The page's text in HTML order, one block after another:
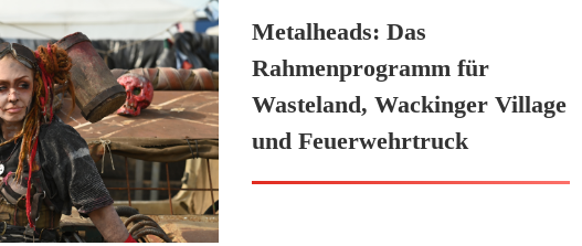
Metalheads: Das
Rahmenprogramm für
Wasteland, Wackinger Village
und Feuerwehrtruck